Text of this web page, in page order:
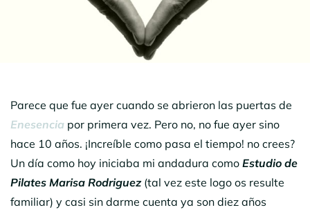
Parece que fue ayer cuando se abrieron las puertas de
Enesencia por primera vez. Pero no, no fue ayer sino
hace 10 años. ¡Increíble como pasa el tiempo! no crees?
Un día como hoy iniciaba mi andadura como Estudio de
Pilates Marisa Rodriguez(tal vez este logo os resulte
familiar) y casi sin darme cuenta ya son diez años